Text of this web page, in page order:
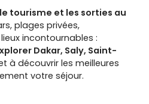
tourisme et les sorties au
plages privées,
incontournables :
Dakar, Saly, Saint-
à découvrir les meilleures
votre séjour.